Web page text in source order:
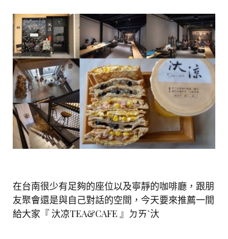
在台南很少有足夠的座位以及寧靜的咖啡廳，跟朋
友聚會還是與自己對話的空間，今天要來推薦一間
給大家『 汏凉TEA&CAFE 』ㄉㄞˋ汏